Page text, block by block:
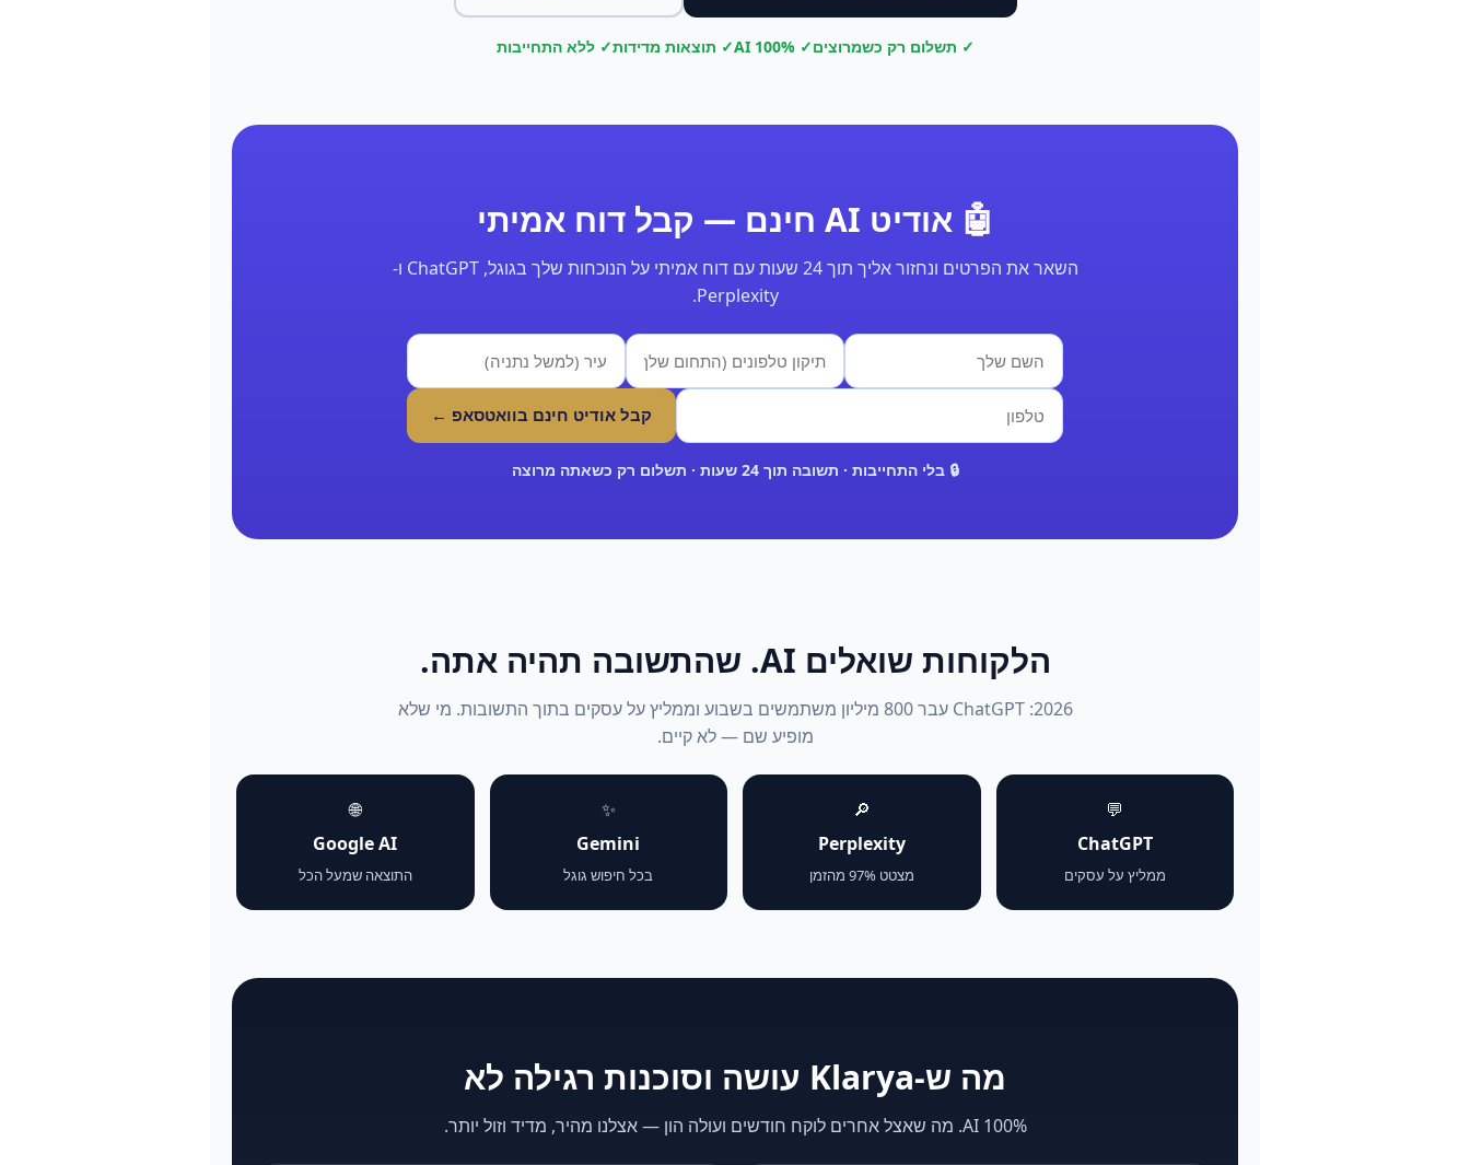
✓ תשלום רק כשמרוצים✓ 100% AI ✓ תוצאות מדידות✓ ללא התחייבות
🤖 אודיט AI חינם — קבל דוח אמיתי
השאר את הפרטים ונחזור אליך תוך 24 שעות עם דוח אמיתי על הנוכחות שלך בגוגל, ChatGPT ו-
Perplexity.
קבל אודיט חינם בוואטסאפ ←
🔒 בלי התחייבות · תשובה תוך 24 שעות · תשלום רק כשאתה מרוצה
הלקוחות שואלים AI. שהתשובה תהיה אתה.
2026: ChatGPT עבר 800 מיליון משתמשים בשבוע וממליץ על עסקים בתוך התשובות. מי שלא
מופיע שם — לא קיים.
💬
ChatGPT
ממליץ על עסקים
🔎
Perplexity
מצטט 97% מהזמן
✨
Gemini
בכל חיפוש גוגל
🌐
Google AI
התוצאה שמעל הכל
מה ש-Klarya עושה וסוכנות רגילה לא
100% AI. מה שאצל אחרים לוקח חודשים ועולה הון — אצלנו מהיר, מדיד וזול יותר.